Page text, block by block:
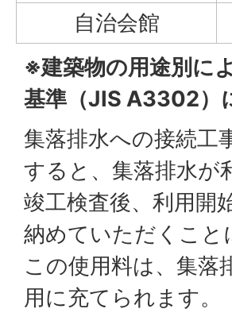
自治会館
※建築物の用途別に
基準（JIS A3302）
集落排水への接続工
すると、集落排水が
竣工検査後、利用開
納めていただくこと
この使用料は、集落
用に充てられます。